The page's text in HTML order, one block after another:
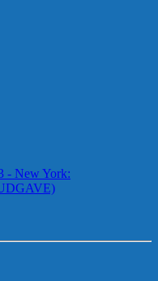
- New York: